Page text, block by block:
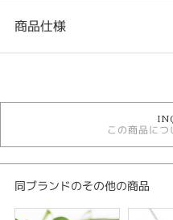
商品仕様
SORA ファッションジュエリー
この商品に
同ブランドのその他の商品